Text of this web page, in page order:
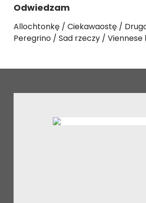
Odwiedzam
Allochtonkę Ciekawaostę
Peregrino
Sad rzeczy